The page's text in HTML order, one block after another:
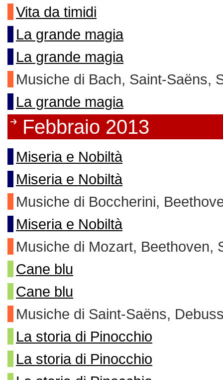
Vita da timidi
La grande magia
La grande magia
Musiche di Bach, Saint-Saëns,
La grande magia
Febbraio 2013
Miseria e Nobiltà
Miseria e Nobiltà
Musiche di Boccherini,
Miseria e Nobiltà
Musiche di Mozart, Beethoven,
Cane blu
Cane blu
Musiche di Saint-Saëns,
La storia di Pinocchio
La storia di Pinocchio